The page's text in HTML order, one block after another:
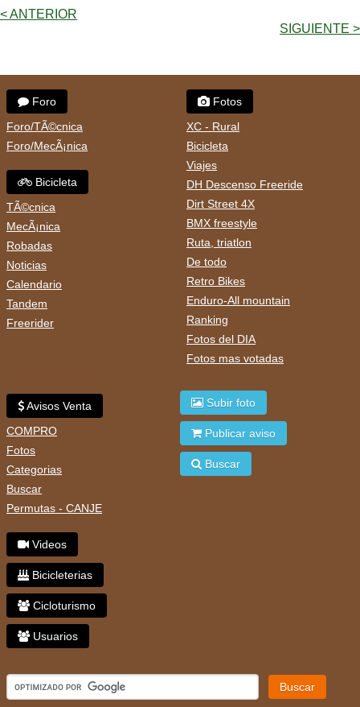
< ANTERIOR
SIGUIENTE >
Foro
Foro/TÃ©cnica
Foro/MecÃ¡nica
Bicicleta
TÃ©cnica
MecÃ¡nica
Robadas
Noticias
Calendario
Tandem
Freerider
Fotos
XC - Rural
Bicicleta
Viajes
DH Descenso Freeride
Dirt Street 4X
BMX freestyle
Ruta, triatlon
De todo
Retro Bikes
Enduro-All mountain
Ranking
Fotos del DIA
Fotos mas votadas
Avisos Venta
COMPRO
Fotos
Categorias
Buscar
Permutas - CANJE
Videos
Bicicleterias
Cicloturismo
Usuarios
Subir foto
Publicar aviso
Buscar
Buscar